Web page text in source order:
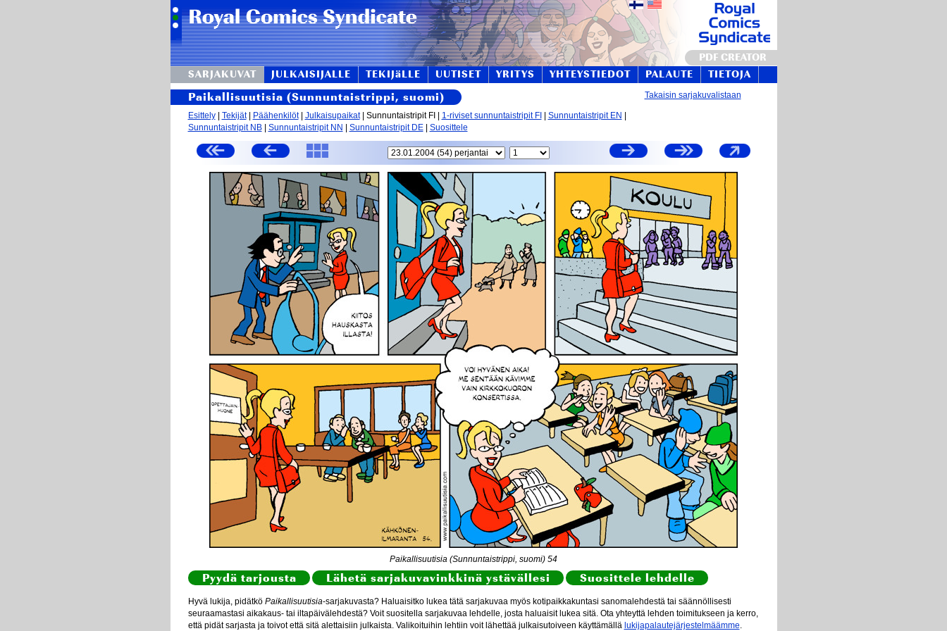
PDF CREATOR
SARJAKUVAT
JULKAISIJALLE TEKIJäLLE UUTISET YRITYS YHTEYSTIEDOT PALAUTE TIETOJA
Paikallisuutisia (Sunnuntaistrippi, suomi) Takaisin sarjakuvalistaan
Esittely| Tekijät| Päähenkilöt| Julkaisupaikat| Sunnuntaistripit FI | 1-riviset sunnuntaistripit FI Sunnuntaistripit EN
Sunnuntaistripit NB| Sunnuntaistripit NN Sunnuntaistripit DE| Suosittele
Paikallisuutisia (Sunnuntaistrippi, suomi) 54
Pyydä tarjousta Lähetä sarjakuvavinkkinä ystävällesi Suosittele lehdelle
Hyvä lukija, pidätkö Paikallisuutisia-sarjakuvasta? Haluaisitko lukea tätä sarjakuvaa myös kotipaikkakuntasi sanomalehdestä tai säännöllisesti
seuraamastasi aikakaus- tai iltapäivälehdestä? Voit suositella sarjakuvaa lehdelle, josta haluaisit lukea sitä. Ota yhteyttä lehden toimitukseen ja kerro,
että pidät sarjasta ja toivot että sitä alettaisiin julkaista. Valikoituihin lehtiin voit lähettää julkaisutoiveen käyttämällä lukijapalautejärjestelmäämme.